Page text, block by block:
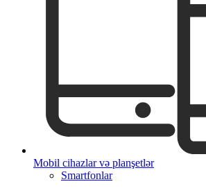
Mobil cihazlar və planşetlər
Smartfonlar